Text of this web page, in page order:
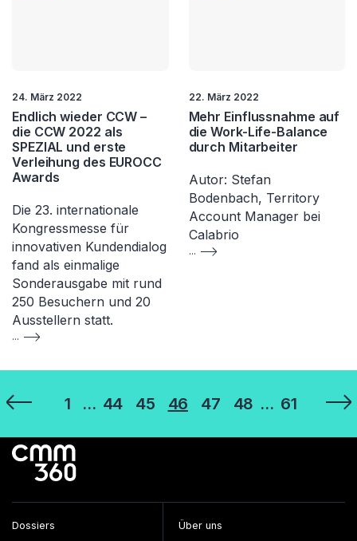
24. März 2022
Endlich wieder CCW –
die CCW 2022 als
SPEZIAL und erste
Verleihung des EUROCC
Awards
Die 23. internationale
Kongressmesse für
innovativen Kundendialog
fand als einmalige
Sonderausgabe mit rund
250 Besuchern und 20
Ausstellern statt.
...
22. März 2022
Mehr Einflussnahme auf
die Work-Life-Balance
durch Mitarbeiter
Autor: Stefan
Bodenbach, Territory
Account Manager bei
Calabrio
...
Seitennummerierung
der
Beiträge
1 … 44 45 46 47 48 … 61
Dossiers
Über uns